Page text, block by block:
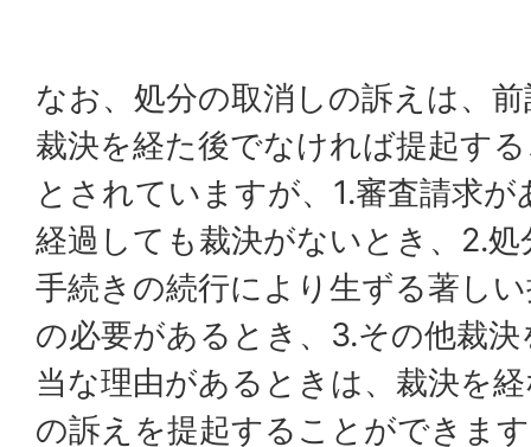
なお、処分の取消しの訴えは、
裁決を経た後でなければ提起す
とされていますが、1.審査請求
経過しても裁決がないとき、2.
手続きの続行により生ずる著し
の必要があるとき、3.その他裁
当な理由があるときは、裁決を
の訴えを提起することができま